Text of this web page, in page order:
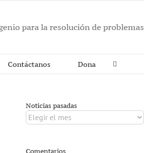
para la resolución de problemas
Contáctanos Dona
Noticias pasadas
Noticias
pasadas
Comentarios